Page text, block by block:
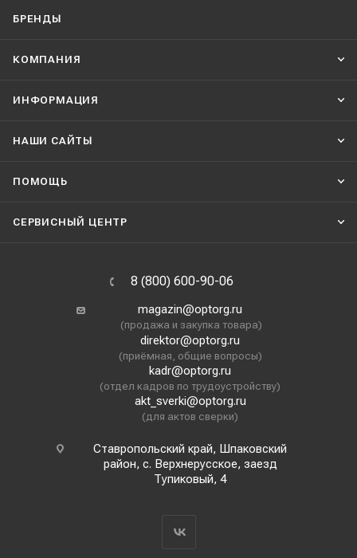
БРЕНДЫ
КОМПАНИЯ
ИНФОРМАЦИЯ
НАШИ CАЙТЫ
ПОМОЩЬ
СЕРВИСНЫЙ ЦЕНТР
8 (800) 600-90-06
magazin@optorg.ru
(продажа и закупка товара)
direktor@optorg.ru
(приёмная, общие вопросы)
kadr@optorg.ru
(отдел кадров по трудоустройству)
akt_sverki@optorg.ru
(для актов сверки)
Ставропольский край, Шпаковский
район, с. Верхнерусское, заезд
Тупиковый, 4